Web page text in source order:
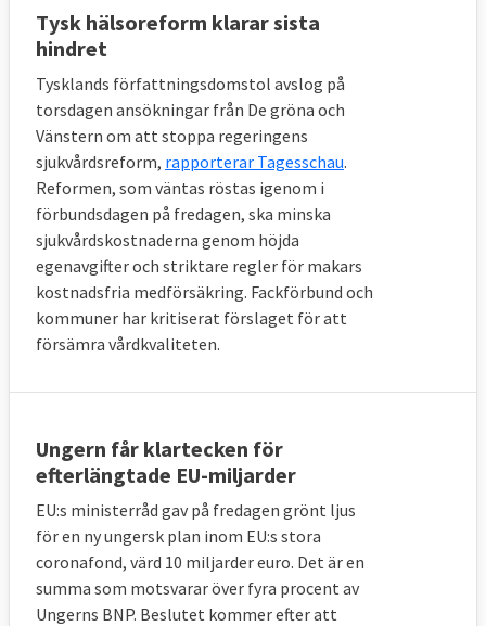
Tysk hälsoreform klarar sista
hindret
Tysklands författningsdomstol avslog på
torsdagen ansökningar från De gröna och
Vänstern om att stoppa regeringens
sjukvårdsreform, rapporterar Tagesschau.
Reformen, som väntas röstas igenom i
förbundsdagen på fredagen, ska minska
sjukvårdskostnaderna genom höjda
egenavgifter och striktare regler för makars
kostnadsfria medförsäkring. Fackförbund och
kommuner har kritiserat förslaget för att
försämra vårdkvaliteten.
Ungern får klartecken för
efterlängtade EU-miljarder
EU:s ministerråd gav på fredagen grönt ljus
för en ny ungersk plan inom EU:s stora
coronafond, värd 10 miljarder euro. Det är en
summa som motsvarar över fyra procent av
Ungerns BNP. Beslutet kommer efter att